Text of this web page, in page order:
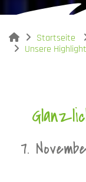
You are here:
Startseite
Unsere
7.